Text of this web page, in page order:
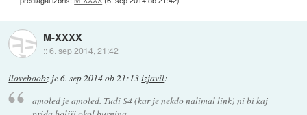
M-XXXX
::6. sep 2014, 21:42
iloveboobz je6. sep 2014 ob 21:13izjavil:
amoled je amoled. Tudi S4 (kar je nekdo nalimal link) ni bi kaj